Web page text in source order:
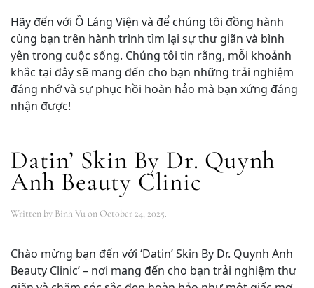
Hãy đến với Ồ Láng Viện và để chúng tôi đồng hành
cùng bạn trên hành trình tìm lại sự thư giãn và bình
yên trong cuộc sống. Chúng tôi tin rằng, mỗi khoảnh
khắc tại đây sẽ mang đến cho bạn những trải nghiệm
đáng nhớ và sự phục hồi hoàn hảo mà bạn xứng đáng
nhận được!
Datin’ Skin By Dr. Quynh
Anh Beauty Clinic
Written by Binh Vu onOctober 24, 2025.
Chào mừng bạn đến với ‘Datin’ Skin By Dr. Quynh Anh
Beauty Clinic’ – nơi mang đến cho bạn trải nghiệm thư